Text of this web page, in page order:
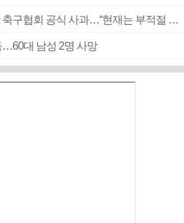
[속보] ‘심판 성접대’ 논란 축구협회 공식 사과…“현재는 부적절 행위 없어”
…60대 남성 2명 사망